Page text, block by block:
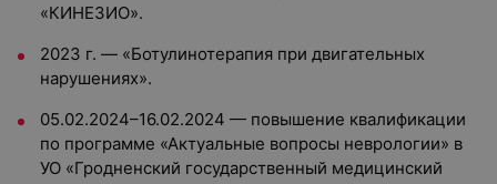
«КИНЕЗИО».
2023 г. — «Ботулинотерапия при двигательных
нарушениях».
05.02.2024–16.02.2024 — повышение квалификации
по программе «Актуальные вопросы неврологии» в
УО «Гродненский государственный медицинский